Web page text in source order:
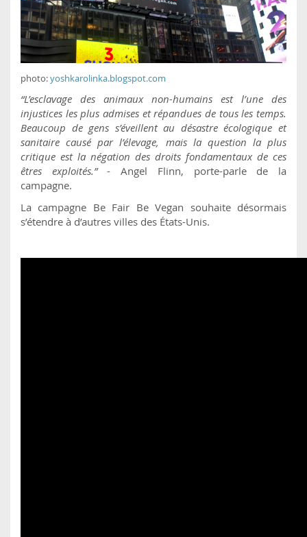
photo:yoshkarolinka.blogspot.com
“L’esclavage des animaux non-humains est l’une des
injustices les plus admises et répandues de tous les temps.
Beaucoup de gens s’éveillent au désastre écologique et
sanitaire causé par l’élevage, mais la question la plus
critique est la négation des droits fondamentaux de ces
êtres exploités.”- Angel Flinn, porte-parle de la
campagne.
La campagne Be Fair Be Vegan souhaite désormais
s’étendre à d’autres villes des États-Unis.